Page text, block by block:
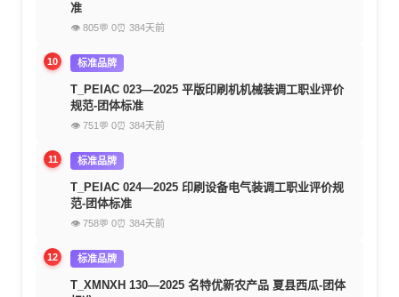
准
👁 805💬 0⏰ 384天前
10 标准品牌
T_PEIAC 023—2025 平版印刷机机械装调工职业评价
规范-团体标准
👁 751 💬 0⏰ 384天前
11 标准品牌
T_PEIAC 024—2025 印刷设备电气装调工职业评价规
范-团体标准
👁 758💬 0⏰ 384天前
12 标准品牌
T_XMNXH 130—2025 名特优新农产品 夏县西瓜-团体